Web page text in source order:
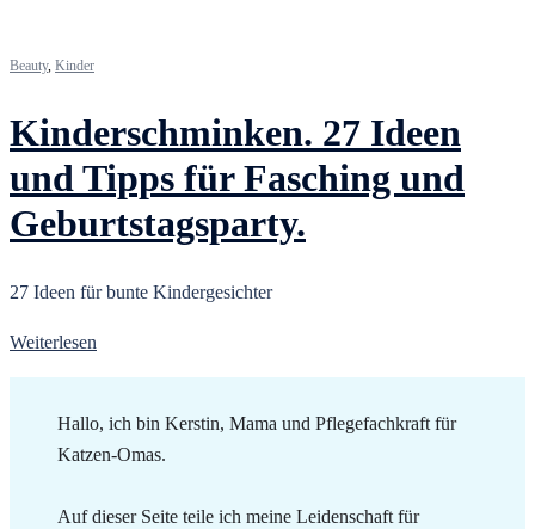
Beauty, Kinder
Kinderschminken. 27 Ideen
und Tipps für Fasching und
Geburtstagsparty.
27 Ideen für bunte Kindergesichter
Weiterlesen
Hallo, ich bin Kerstin, Mama und Pflegefachkraft für
Katzen-Omas.
Auf dieser Seite teile ich meine Leidenschaft für